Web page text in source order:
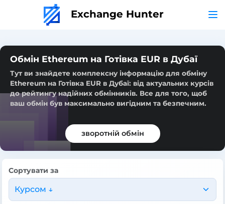
Exchange Hunter
Обмін Ethereum на Готівка EUR в Дубаї
Тут ви знайдете комплексну інформацію для обміну
Ethereum на Готівка EUR в Дубаї: від актуальних курсів
до рейтингу надійних обмінників. Все для того, щоб
ваш обмін був максимально вигідним та безпечним.
зворотній обмін
Сортувати за
Курсом ↓